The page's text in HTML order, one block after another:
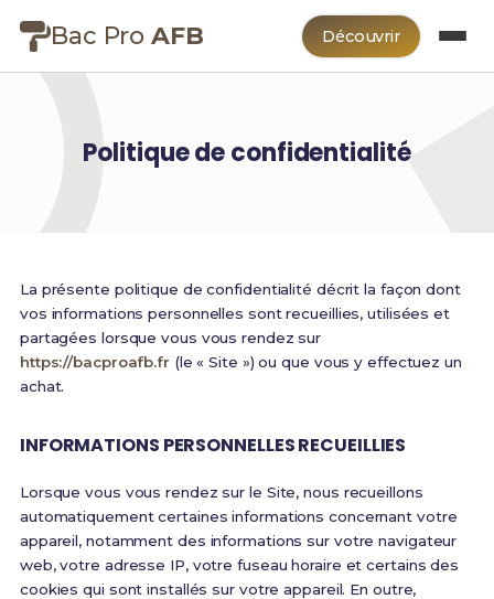
Bac Pro AFB Découvrir
Politique de confidentialité
La présente politique de confidentialité décrit la façon dont
vos informations personnelles sont recueillies, utilisées et
partagées lorsque vous vous rendez sur
https://bacproafb.fr (le « Site ») ou que vous y effectuez un
achat.
INFORMATIONS PERSONNELLES RECUEILLIES
Lorsque vous vous rendez sur le Site, nous recueillons
automatiquement certaines informations concernant votre
appareil, notamment des informations sur votre navigateur
web, votre adresse IP, votre fuseau horaire et certains des
cookies qui sont installés sur votre appareil. En outre,